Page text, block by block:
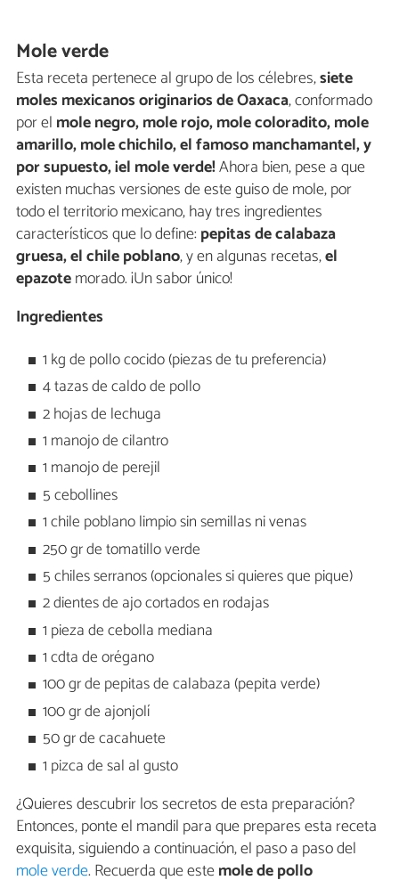
Mole verde
Esta receta pertenece al grupo de los célebres,siete
moles mexicanos originarios de Oaxaca, conformado
por el mole negro, mole rojo, mole coloradito, mole
amarillo, mole chichilo, el famoso manchamantel, y
por supuesto, ¡el mole verde!Ahora bien, pese a que
existen muchas versiones de este guiso de mole, por
todo el territorio mexicano, hay tres ingredientes
característicos que lo define:pepitas de calabaza
gruesa, el chile poblano, y en algunas recetas,el
epazotemorado. ¡Un sabor único!
Ingredientes
1 kg de pollo cocido (piezas de tu preferencia)
4 tazas de caldo de pollo
2 hojas de lechuga
1 manojo de cilantro
1 manojo de perejil
5 cebollines
1 chile poblano limpio sin semillas ni venas
250 gr de tomatillo verde
5 chiles serranos (opcionales si quieres que pique)
2 dientes de ajo cortados en rodajas
1 pieza de cebolla mediana
1 cdta de orégano
100 gr de pepitas de calabaza (pepita verde)
100 gr de ajonjolí
50 gr de cacahuete
1 pizca de sal al gusto
¿Quieres descubrir los secretos de esta preparación?
Entonces, ponte el mandil para que prepares esta receta
exquisita, siguiendo a continuación, el paso a paso del
mole verde. Recuerda queestemole de pollo